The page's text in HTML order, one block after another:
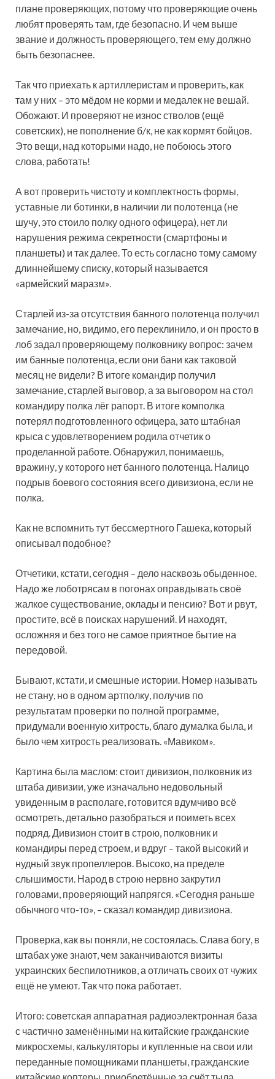
плане проверяющих, потому что проверяющие очень
любят проверять там, где безопасно. И чем выше
звание и должность проверяющего, тем ему должно
быть безопаснее.
Так что приехать к артиллеристам и проверить, как
там у них – это мёдом не корми и медалек не вешай.
Обожают. И проверяют не износ стволов (ещё
советских), не пополнение б/к, не как кормят бойцов.
Это вещи, над которыми надо, не побоюсь этого
слова, работать!
А вот проверить чистоту и комплектность формы,
уставные ли ботинки, в наличии ли полотенца (не
шучу, это стоило полку одного офицера), нет ли
нарушения режима секретности (смартфоны и
планшеты) и так далее. То есть согласно тому самому
длиннейшему списку, который называется
«армейский маразм».
Старлей из-за отсутствия банного полотенца получил
замечание, но, видимо, его переклинило, и он просто в
лоб задал проверяющему полковнику вопрос: зачем
им банные полотенца, если они бани как таковой
месяц не видели? В итоге командир получил
замечание, старлей выговор, а за выговором на стол
командиру полка лёг рапорт. В итоге комполка
потерял подготовленного офицера, зато штабная
крыса с удовлетворением родила отчетик о
проделанной работе. Обнаружил, понимаешь,
вражину, у которого нет банного полотенца. Налицо
подрыв боевого состояния всего дивизиона, если не
полка.
Как не вспомнить тут бессмертного Гашека, который
описывал подобное?
Отчетики, кстати, сегодня – дело насквозь обыденное.
Надо же лоботрясам в погонах оправдывать своё
жалкое существование, оклады и пенсию? Вот и рвут,
простите, всё в поисках нарушений. И находят,
осложняя и без того не самое приятное бытие на
передовой.
Бывают, кстати, и смешные истории. Номер называть
не стану, но в одном артполку, получив по
результатам проверки по полной программе,
придумали военную хитрость, благо думалка была, и
было чем хитрость реализовать. «Мавиком».
Картина была маслом: стоит дивизион, полковник из
штаба дивизии, уже изначально недовольный
увиденным в располаге, готовится вдумчиво всё
осмотреть, детально разобраться и поиметь всех
подряд. Дивизион стоит в строю, полковник и
командиры перед строем, и вдруг – такой высокий и
нудный звук пропеллеров. Высоко, на пределе
слышимости. Народ в строю нервно закрутил
головами, проверяющий напрягся. «Сегодня раньше
обычного что-то», – сказал командир дивизиона.
Проверка, как вы поняли, не состоялась. Слава богу, в
штабах уже знают, чем заканчиваются визиты
украинских беспилотников, а отличать своих от чужих
ещё не умеют. Так что пока работает.
Итого: советская аппаратная радиоэлектронная база
с частично заменёнными на китайские гражданские
микросхемы, калькуляторы и купленные на свои или
переданные помощниками планшеты, гражданские